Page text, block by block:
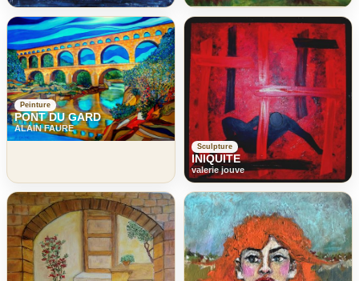
Peinture
PONT DU GARD
ALAIN FAURE
Sculpture
INIQUITE
valerie jouve